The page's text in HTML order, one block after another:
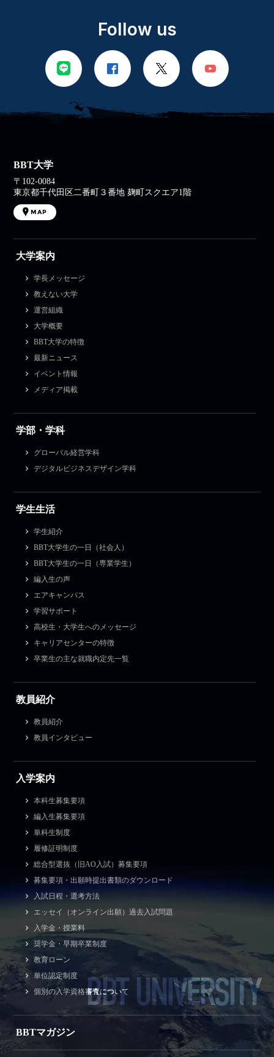
Follow us
BBT大学
〒102-0084
東京都千代田区二番町３番地 麹町スクエア1階
MAP
大学案内
学長メッセージ
教えない大学
運営組織
大学概要
BBT大学の特徴
最新ニュース
イベント情報
メディア掲載
学部・学科
グローバル経営学科
デジタルビジネスデザイン学科
学生生活
学生紹介
BBT大学生の一日（社会人）
BBT大学生の一日（専業学生）
編入生の声
エアキャンパス
学習サポート
高校生・大学生へのメッセージ
キャリアセンターの特徴
卒業生の主な就職内定先一覧
教員紹介
教員紹介
教員インタビュー
入学案内
本科生募集要項
編入生募集要項
単科生制度
履修証明制度
総合型選抜（旧AO入試）募集要項
募集要項・出願時提出書類のダウンロード
入試日程・選考方法
エッセイ（オンライン出願）過去入試問題
入学金・授業料
奨学金・早期卒業制度
教育ローン
単位認定制度
個別の入学資格審査について
BBTマガジン
BBT UNIVERSITY